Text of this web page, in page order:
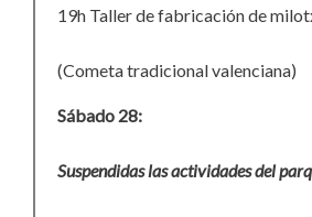
19h Taller de fabricación de
(Cometa tradicional valenciana)
Sábado 28:
Suspendidas las actividades del